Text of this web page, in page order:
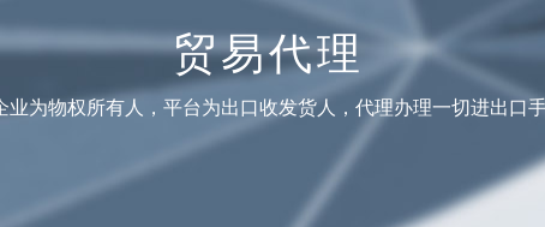
贸易代理
业为物权所有人，平台为出口收发货人，代理办理一切进出口手